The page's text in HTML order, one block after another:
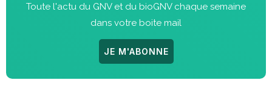
Toute l'actu du GNV et du bioGNV chaque semaine
dans votre boite mail
JE M'ABONNE